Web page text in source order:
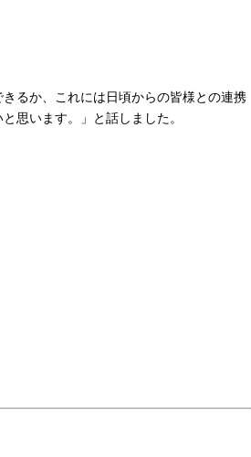
るか、これには日頃からの皆様との連携
思います。」と話しました。